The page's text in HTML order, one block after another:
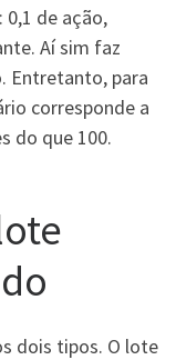
de ação,
Aí sim faz
Entretanto, para
corresponde a
do que 100.
dois tipos. O lote